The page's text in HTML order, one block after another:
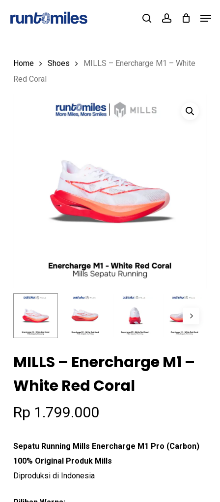
searchaccount
Cart Close
Home Shoes
MILLS – Enercharge M1 – White
Red Coral
MILLS – Enercharge M1 –
White Red Coral
Rp 1.799.000
Sepatu Running Mills Enercharge M1 Pro (Carbon)
100% Original Produk Mills
Diproduksi di Indonesia